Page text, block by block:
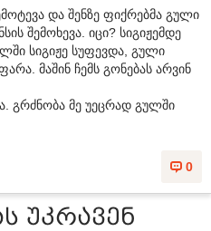
და შენზე ფიქრებმა გული
შემოხევა. იცი? სიგიჟემდე
სიგიჟე სუფევდა, გული
მაშინ ჩემს გონებას არვინ
გრძნობა მე უეცრად გულში
0
უკრავენ